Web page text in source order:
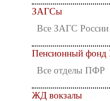
ЗАГСы
Все ЗАГС России
Пенсионный
Все отделы ПФР
ЖД вокзалы